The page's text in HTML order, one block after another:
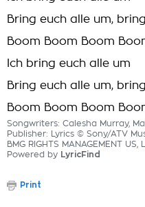
Bring euch alle um,
Boom Boom Boom
Ich bring euch alle um
Bring euch alle um,
Boom Boom Boom
Songwriters: Calesha Murray,
Publisher: Lyrics © Sony/ATV
BMG RIGHTS MANAGEMENT US,
Powered by LyricFind
Print